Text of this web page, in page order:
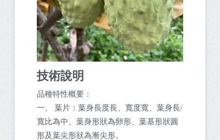
技術說明
品種特性概要：
一、 葉片：葉身長度長、寬度寬、葉身長/
寬比為中、葉身形狀為卵形、葉基形狀圓
形及葉尖形狀為漸尖形。